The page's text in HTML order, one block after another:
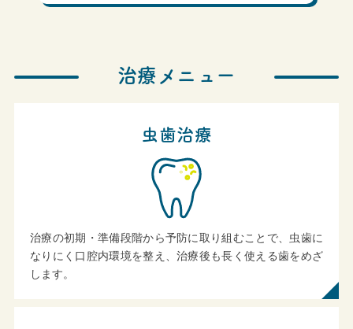
治療メニュー
虫歯治療
治療の初期・準備段階から予防に取り組むことで、虫歯に
なりにく口腔内環境を整え、治療後も長く使える歯をめざ
します。